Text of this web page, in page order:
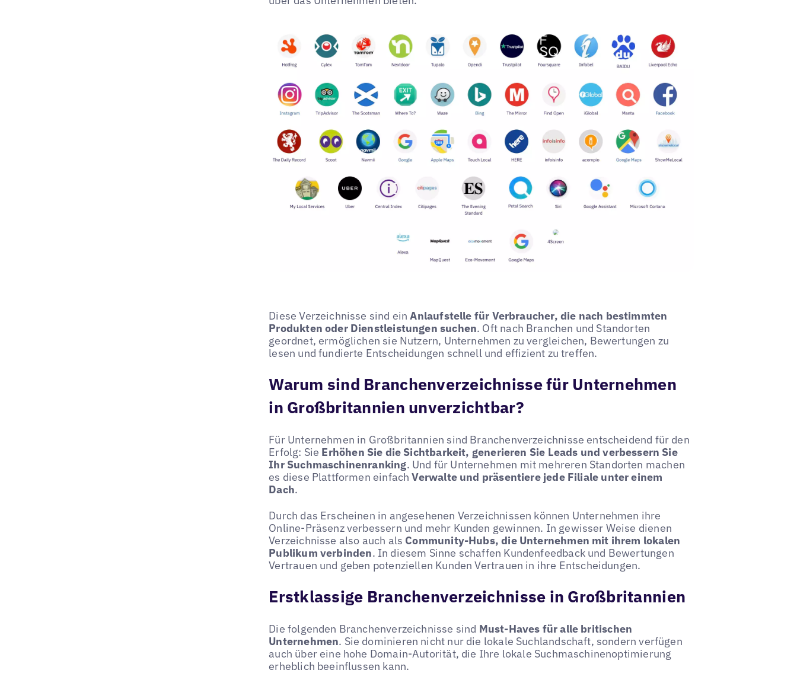
Diese Verzeichnisse sind einAnlaufstelle für Verbraucher, die nach bestimmten
Produkten oder Dienstleistungen suchen. Oft nach Branchen und Standorten
geordnet, ermöglichen sie Nutzern, Unternehmen zu vergleichen, Bewertungen zu
lesen und fundierte Entscheidungen schnell und effizient zu treffen.
Warum sind Branchenverzeichnisse für Unternehmen
in Großbritannien unverzichtbar?
Für Unternehmen in Großbritannien sind Branchenverzeichnisse entscheidend für den
Erfolg: Sie Erhöhen Sie die Sichtbarkeit, generieren Sie Leads und verbessern Sie
Ihr Suchmaschinenranking. Und für Unternehmen mit mehreren Standorten machen
es diese Plattformen einfachVerwalte und präsentiere jede Filiale unter einem
Dach.
Durch das Erscheinen in angesehenen Verzeichnissen können Unternehmen ihre
Online-Präsenz verbessern und mehr Kunden gewinnen. In gewisser Weise dienen
Verzeichnisse also auch als Community-Hubs, die Unternehmen mit ihrem lokalen
Publikum verbinden. In diesem Sinne schaffen Kundenfeedback und Bewertungen
Vertrauen und geben potenziellen Kunden Vertrauen in ihre Entscheidungen.
Erstklassige Branchenverzeichnisse in Großbritannien
Die folgenden Branchenverzeichnisse sind Must-Haves für alle britischen
Unternehmen. Sie dominieren nicht nur die lokale Suchlandschaft, sondern verfügen
auch über eine hohe Domain-Autorität, die Ihre lokale Suchmaschinenoptimierung
erheblich beeinflussen kann.